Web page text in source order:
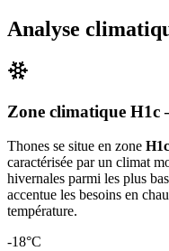
Analyse
Zone climatique H1c
Thones se situe en zone
caractérisée par un climat
hivernales parmi les plus
accentue les besoins en
température.
-18°C